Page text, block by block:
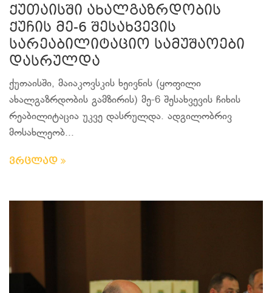
ქუთაისში ახალგაზრდობის
ქუჩის მე-6 შესახვევის
სარეაბილიტაციო სამუშაოები
დასრულდა
ქუთაისში, მაიაკოვსკის ხეივნის (ყოფილი
ახალგაზრდობის გამზირის) მე-6 შესახვევის ჩიხის
რეაბილიტაცია უკვე დასრულდა. ადგილობრივ
მოსახლეობ...
ვრცლად